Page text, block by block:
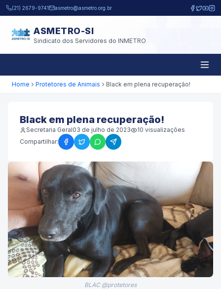
Pular para o conteúdo principal
(21) 2679-9741 asmetro@asmetro.org.br
ASMETRO-SI
Sindicato dos Servidores do INMETRO
Home Protetores de Animais Black em plena recuperação!
Black em plena recuperação!
Secretaria Geral03 de julho de 2023 10 visualizações
Compartilhar:
BLAC @protetores